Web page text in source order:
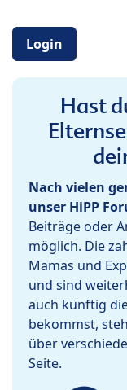
Login
Hast
Nach vielen
unser HiPP
Beiträge oder
möglich. Die
Mamas und
und sind
auch künftig
bekommst,
über
Seite.